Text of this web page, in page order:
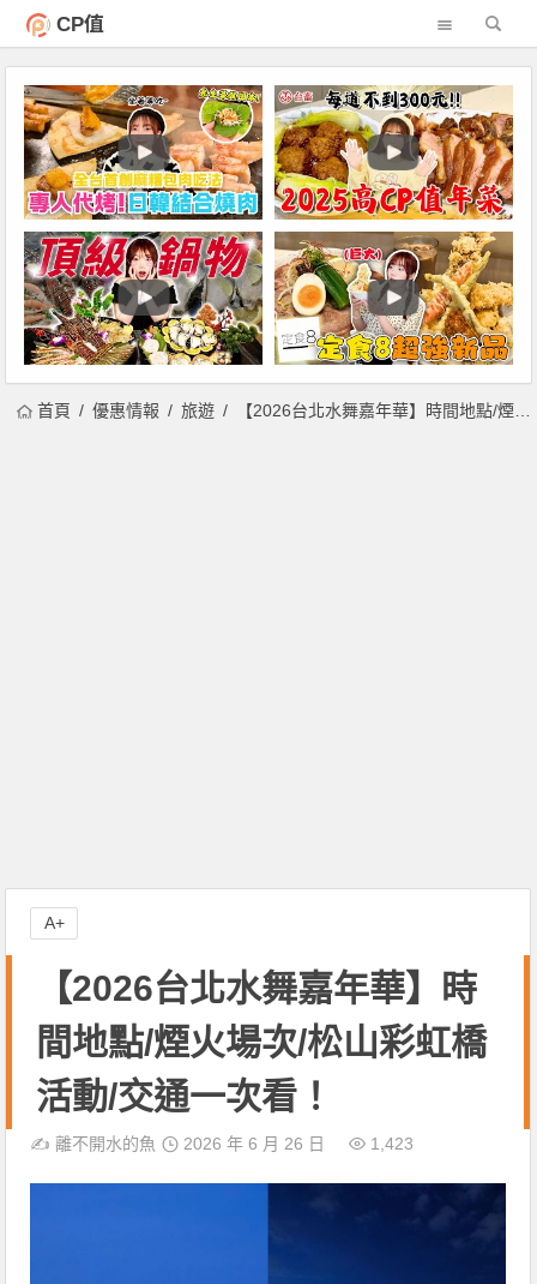
CP值
首頁 優惠情報 旅遊 【2026台北水舞嘉年華】時間地點/煙火場次/松山彩虹橋活動/交通一次看！
【2026台北水舞嘉年華】時
間地點/煙火場次/松山彩虹橋
活動/交通一次看！
✍️離不開水的魚 2026 年 6 月 26 日 1,423
A+